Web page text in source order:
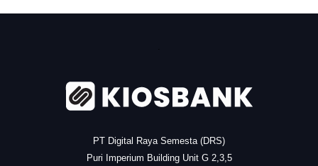
PT Digital Raya Semesta (DRS)
Puri Imperium Building Unit G 2,3,5